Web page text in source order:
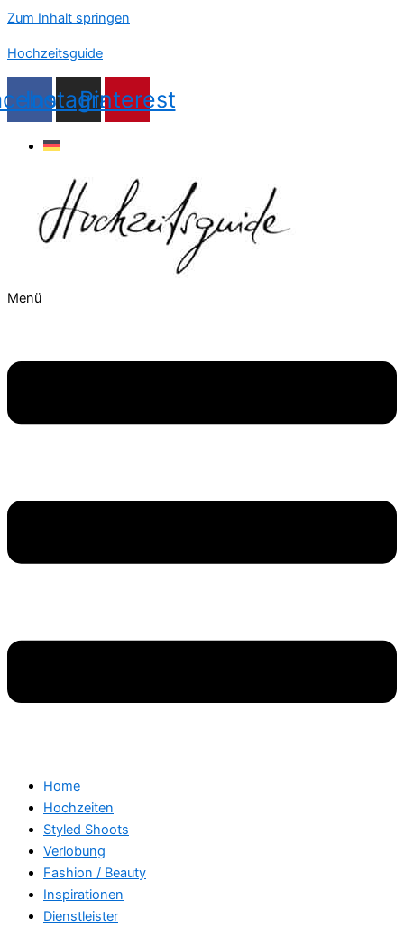
Zum Inhalt springen
Hochzeitsguide
Instagram
Pinterest
Menü
Home
Hochzeiten
Styled Shoots
Verlobung
Fashion / Beauty
Inspirationen
Dienstleister